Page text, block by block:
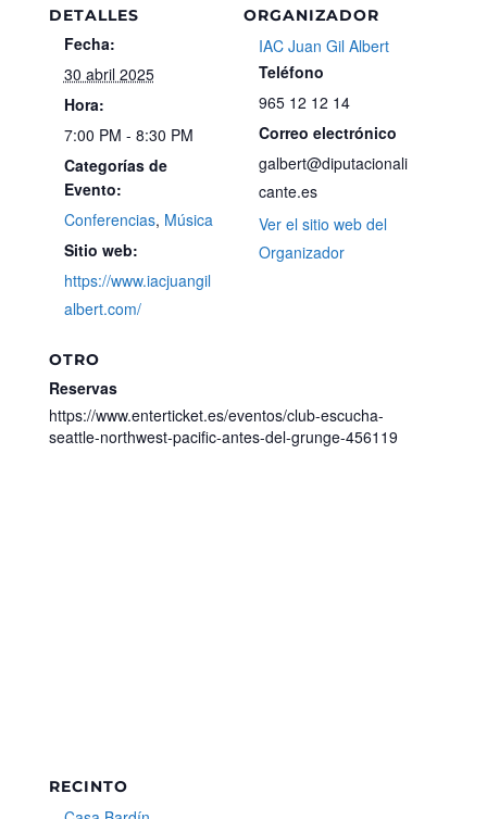
DETALLES
Fecha:
30 abril 2025
Hora:
7:00 PM - 8:30 PM
Categorías de
Evento:
Conferencias, Música
Sitio web:
https://www.iacjuangil
albert.com/
ORGANIZADOR
IAC Juan Gil Albert
Teléfono
965 12 12 14
Correo electrónico
galbert@diputacionali
cante.es
Ver el sitio web del
Organizador
OTRO
Reservas
https://www.enterticket.es/eventos/club-escucha-
seattle-northwest-pacific-antes-del-grunge-456119
RECINTO